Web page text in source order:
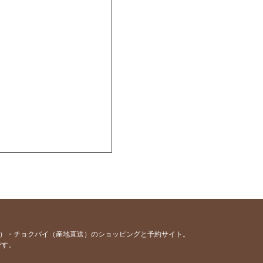
チョクバイ（産地直送）のショッピングと予約サイト。
。